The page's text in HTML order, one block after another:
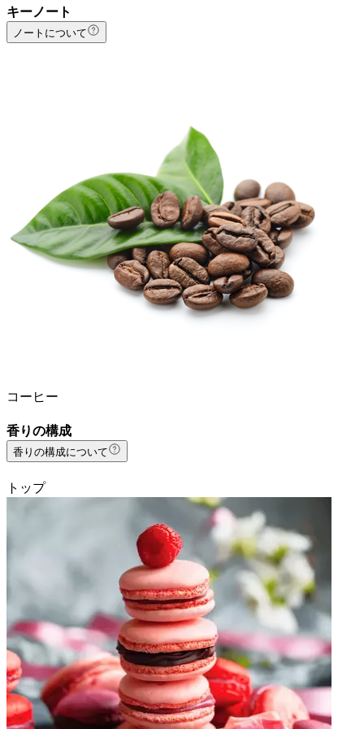
キーノート
ノートについて
コーヒー
香りの構成
香りの構成について
トップ